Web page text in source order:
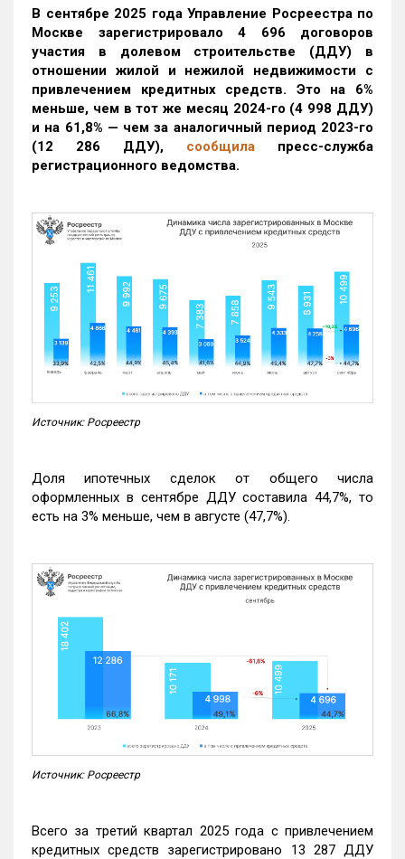
В сентябре 2025 года Управление Росреестра по
Москве зарегистрировало 4 696 договоров
участия в долевом строительстве (ДДУ) в
отношении жилой и нежилой недвижимости с
привлечением кредитных средств. Это на 6%
меньше, чем в тот же месяц 2024-го (4 998 ДДУ)
и на 61,8% — чем за аналогичный период 2023-го
(12 286 ДДУ), сообщила пресс-служба
регистрационного ведомства.
Источник: Росреестр
Доля ипотечных сделок от общего числа
оформленных в сентябре ДДУ составила 44,7%, то
есть на 3% меньше, чем в августе (47,7%).
Источник: Росреестр
Всего за третий квартал 2025 года с привлечением
кредитных средств зарегистрировано 13 287 ДДУ